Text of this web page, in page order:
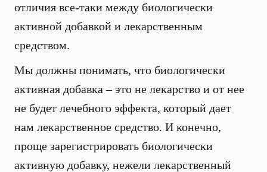
отличия все-таки между биологически
активной добавкой и лекарственным
средством.
Мы должны понимать, что биологически
активная добавка – это не лекарство и от нее
не будет лечебного эффекта, который дает
нам лекарственное средство. И конечно,
проще зарегистрировать биологически
активную добавку, нежели лекарственный